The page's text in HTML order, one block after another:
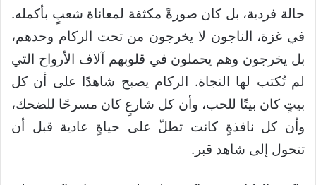
حالة فردية، بل كان صورةً مكثفة لمعاناة شعبٍ بأكمله.
في غزة، الناجون لا يخرجون من تحت الركام وحدهم،
بل يخرجون وهم يحملون في قلوبهم آلاف الأرواح التي
لم تُكتب لها النجاة. الركام يصبح شاهدًا على أن كل
بيتٍ كان بيتًا للحب، وأن كل شارعٍ كان مسرحًا للضحك،
وأن كل نافذةٍ كانت تطلّ على حياةٍ عادية قبل أن
تتحول إلى شاهد قبر.